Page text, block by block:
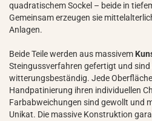
quadratischem Sockel – beide in
Gemeinsam erzeugen sie
Anlagen.
Beide Teile werden aus massivem
Steingussverfahren gefertigt und
witterungsbeständig. Jede
Handpatinierung ihren individuellen
Farbabweichungen sind gewollt und
Unikat. Die massive Konstruktion